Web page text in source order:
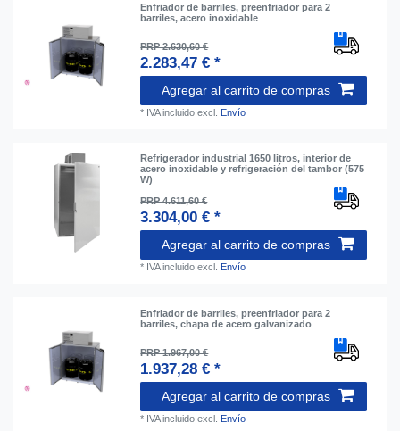
Enfriador de barriles, preenfriador para 2
barriles, acero inoxidable
PRP 2.630,60 €
2.283,47 € *
Agregar al carrito de compras
* IVA incluido excl. Envío
Refrigerador industrial 1650 litros, interior de
acero inoxidable y refrigeración del tambor (575
W)
PRP 4.611,60 €
3.304,00 € *
Agregar al carrito de compras
* IVA incluido excl. Envío
Enfriador de barriles, preenfriador para 2
barriles, chapa de acero galvanizado
PRP 1.967,00 €
1.937,28 € *
Agregar al carrito de compras
* IVA incluido excl. Envío